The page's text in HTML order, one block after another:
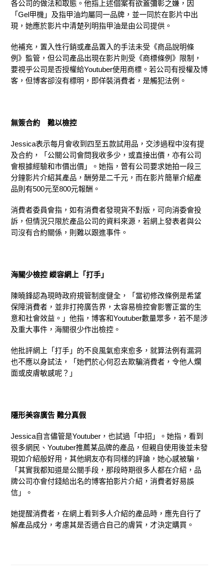
各公司的做法和取態。他指上述個案有欲蓋彌彰之嫌，因
「Gel甲機」及指甲油均屬同一品牌，並一同於在影片中出
現，她應於影片中清楚列明指甲油是由公司提供。
他補充，置入性行銷或產品置入的手法未受《商品說明條
例》監管，但公司產品出現在影片則受《商標條例》限制，
要視乎公司是否授權給Youtuber使用商標。若公司有授權及博
客，但博客卻沒有標明，即佯裝消費者，是觸犯法例。
無簽合約 難以檢控
Jessica表示每月會收到四至五款試用品，交涉過程中沒有提
及合約，「公關公司會問我收多少，或直接出價，亦有公司
會根據經驗和市價出價」。她指，曾有公司要求她拍一段三
分鐘影片介紹其產品，酬勞是二千元，而在影片簡單介紹產
品則有500元至800元報酬。
消費者委員會指，如有消費者發現貨不對版，可向消委會投
訴，但情況只限於產品公司的資料來源，若網上發表者與公
司沒有合約關係，則難以跟進事件。
海關少檢控 縱容網上「打手」
陳曉鋒認為現時政府規管制度健全，「當初修改條例是希望
保障消費者，並非打挎廣告界，太容易檢控會影響正當的生
意和社會效益。」他指，博客和Youtuber數量眾多，若不是涉
及重大事件，海關很少作出檢控。
他批評網上「打手」的不良風氣愈來愈多，就算法例有漏洞
也不應以身試法，「她們於心何忍去欺騙消費者，令他人爛
面或皮膚敏感呢？」
隱形美容廣告 難分真假
Jessica自言儘管是Youtuber，也試過「中招」。她指，看到
很多網民、Youtuber推薦某品牌的產品，但親自使用後並未發
現如介紹般好用，其他網友亦有同樣的評論，她心感被騙，
「其實我都知道是公關手段，那段時期很多人都在介紹，品
牌公司亦會付錢給出名的博客拍影片介紹，消費者好易誤
信」。
她提醒消費者，在網上看到多人介紹的產品時，應先自行了
解產品成分，考慮其是否適合自己的膚質，才決定購買。